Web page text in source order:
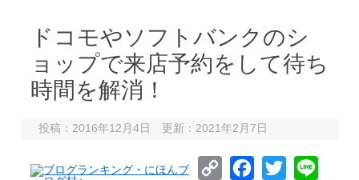
ドコモやソフトバンクのシ
ョップで来店予約をして待ち
時間を解消！
投稿：2016年12月4日 更新：2021年2月7日